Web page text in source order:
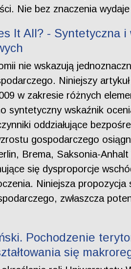
Nie bez znaczenia
It All? - Syntetyczna
nie wskazują
Niniejszy
w zakresie różnych
syntetyczny wskaźnik
oddziałujące
gospodarczego
Brema, Saksonia-
się dysproporcje
Niniejsza
zwłaszcza
Pochodzenie
się